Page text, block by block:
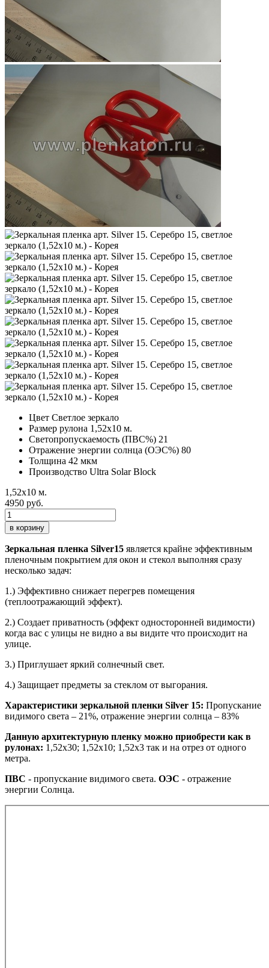
Цвет Светлое зеркало
Размер рулона 1,52х10 м.
Светопропускаемость (ПВС%) 21
Отражение энергии солнца (ОЭС%) 80
Толщина 42 мкм
Производство Ultra Solar Block
1,52х10 м.
4950 руб.
в корзину
Зеркальная пленка Silver15 является крайне эффективным
пленочным покрытием для окон и стекол выполняя сразу
несколько задач:
1.) Эффективно снижает перегрев помещения
(теплоотражающий эффект).
2.) Создает приватность (эффект односторонней видимости)
когда вас с улицы не видно а вы видите что происходит на
улице.
3.) Приглушает яркий солнечный свет.
4.) Защищает предметы за стеклом от выгорания.
Характеристики зеркальной пленки Silver 15: Пропускание
видимого света – 21%, отражение энергии солнца – 83%
Данную архитектурную пленку можно приобрести как в
рулонах: 1,52х30; 1,52х10; 1,52x3 так и на отрез от одного
метра.
ПВС - пропускание видимого света. ОЭС - отражение
энергии Солнца.